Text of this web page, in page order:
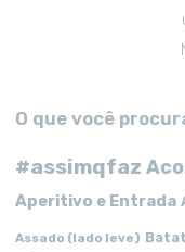
O que você
#assimqfaz
Aperitivo e Entrada
Assado (lado leve)